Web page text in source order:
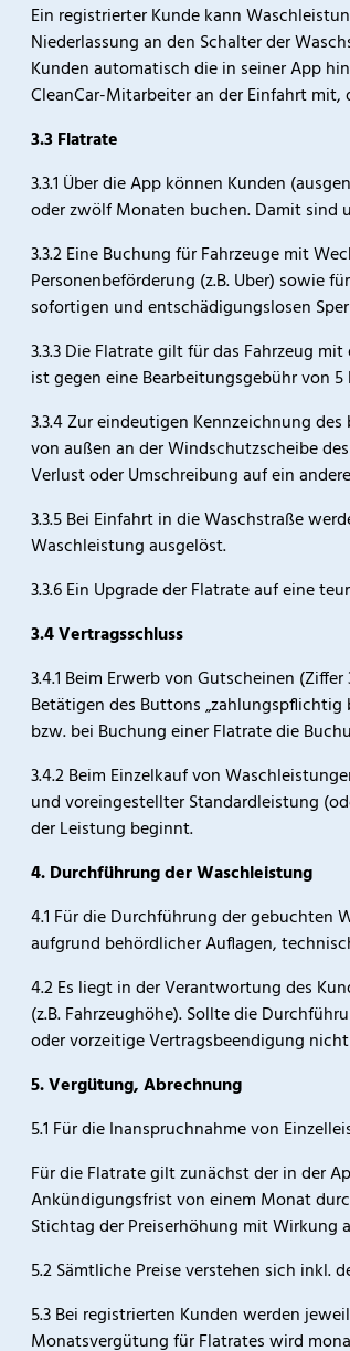
Ein registrierter Kunde kann
Niederlassung an den Schalter der
Kunden automatisch die in seiner App
CleanCar-Mitarbeiter an der Einfahrt
3.3 Flatrate
3.3.1 Über die App können Kunden
oder zwölf Monaten buchen. Damit sind
3.3.2 Eine Buchung für Fahrzeuge mit
Personenbeförderung (z.B. Uber) sowie
sofortigen und entschädigungslosen
3.3.3 Die Flatrate gilt für das Fahrzeug
ist gegen eine Bearbeitungsgebühr von
3.3.4 Zur eindeutigen Kennzeichnung
von außen an der Windschutzscheibe
Verlust oder Umschreibung auf ein
3.3.5 Bei Einfahrt in die Waschstraße
Waschleistung ausgelöst.
3.3.6 Ein Upgrade der Flatrate auf eine
3.4 Vertragsschluss
3.4.1 Beim Erwerb von Gutscheinen
Betätigen des Buttons
bzw. bei Buchung einer Flatrate die
3.4.2 Beim Einzelkauf von
und voreingestellter Standardleistung
der Leistung beginnt.
4. Durchführung der Waschleistung
4.1 Für die Durchführung der gebuchten
aufgrund behördlicher Auflagen,
4.2 Es liegt in der Verantwortung des
(z.B. Fahrzeughöhe). Sollte die
oder vorzeitige Vertragsbeendigung
5. Vergütung, Abrechnung
5.1 Für die Inanspruchnahme von
Für die Flatrate gilt zunächst der in der
Ankündigungsfrist von einem Monat
Stichtag der Preiserhöhung mit Wirkung
5.2 Sämtliche Preise verstehen sich
5.3 Bei registrierten Kunden werden
Monatsvergütung für Flatrates wird